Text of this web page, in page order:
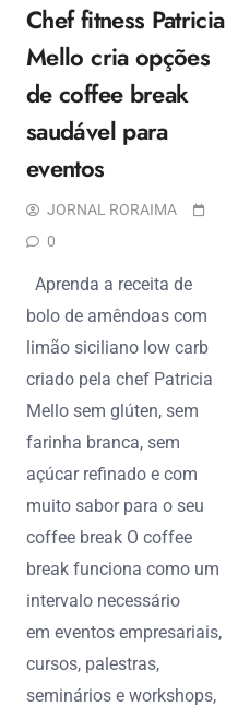
Chef fitness Patricia
Mello cria opções
de coffee break
saudável para
eventos
JORNAL RORAIMA
0
Aprenda a receita de
bolo de amêndoas com
limão siciliano low carb
criado pela chef Patricia
Mello sem glúten, sem
farinha branca, sem
açúcar refinado e com
muito sabor para o seu
coffee break O coffee
break funciona como um
intervalo necessário
em eventos empresariais,
cursos, palestras,
seminários e workshops,